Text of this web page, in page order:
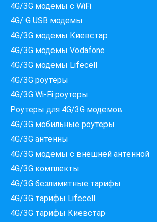
4G/3G модемы с WiFi
4G/ G USB модемы
4G/3G модемы Киевстар
4G/3G модемы Vodafone
4G/3G модемы Lifecell
4G/3G роутеры
4G/3G Wi-Fi роутеры
Роутеры для 4G/3G модемов
4G/3G мобильные роутеры
4G/3G антенны
4G/3G модемы c внешней антенной
4G/3G комплекты
4G/3G безлимитные тарифы
4G/3G тарифы Lifecell
4G/3G тарифы Киевстар
Які провайдери працюють
за вашою адресою?